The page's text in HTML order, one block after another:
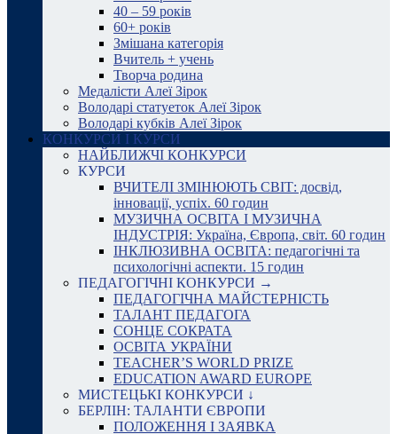
40 – 59 років
60+ років
Змішана категорія
Вчитель + учень
Творча родина
Медалісти Алеї Зірок
Володарі статуеток Алеї Зірок
Володарі кубків Алеї Зірок
КОНКУРСИ І КУРСИ
НАЙБЛИЖЧІ КОНКУРСИ
КУРСИ
ВЧИТЕЛІ ЗМІНЮЮТЬ СВІТ: досвід,
інновації, успіх. 60 годин
МУЗИЧНА ОСВІТА І МУЗИЧНА
ІНДУСТРІЯ: Україна, Європа, світ. 60 годин
ІНКЛЮЗИВНА ОСВІТА: педагогічні та
психологічні аспекти. 15 годин
ПЕДАГОГІЧНІ КОНКУРСИ →
ПЕДАГОГІЧНА МАЙСТЕРНІСТЬ
ТАЛАНТ ПЕДАГОГА
СОНЦЕ СОКРАТА
ОСВІТА УКРАЇНИ
TEACHER’S WORLD PRIZE
EDUCATION AWARD EUROPE
МИСТЕЦЬКІ КОНКУРСИ ↓
БЕРЛІН: ТАЛАНТИ ЄВРОПИ
ПОЛОЖЕННЯ І ЗАЯВКА